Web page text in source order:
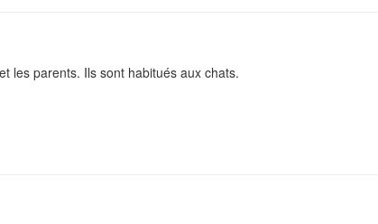
les parents. Ils sont habitués aux chats.